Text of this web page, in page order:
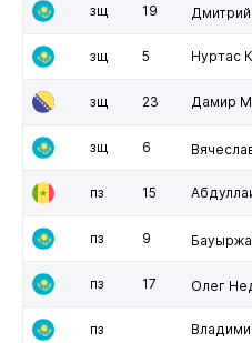
зщ 19
зщ 5 Нуртас
зщ 23 Дамир
зщ 6
пз 15
пз 9
пз 17 Олег
пз